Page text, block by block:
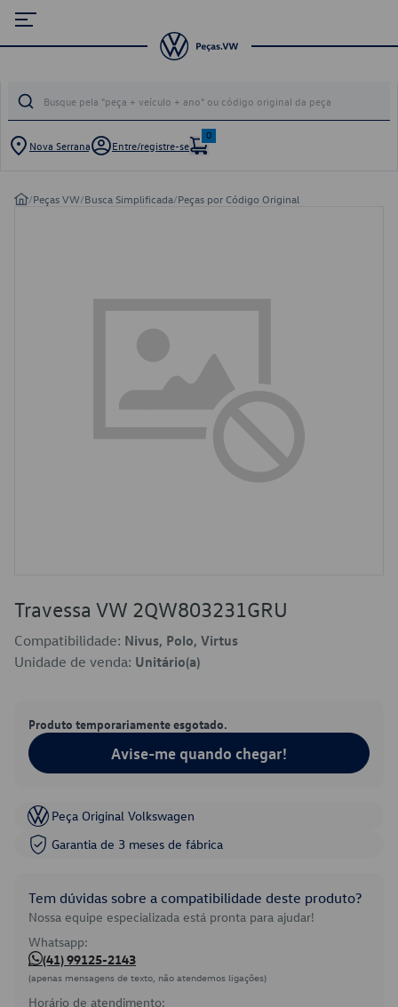
Nova Serrana Entre/registre-se
0
/Peças VW/Busca Simplificada/Peças por Código Original
Travessa VW 2QW803231GRU
Compatibilidade: Nivus, Polo, Virtus
Unidade de venda: Unitário(a)
Produto temporariamente esgotado.
Avise-me quando chegar!
Peça Original Volkswagen
Garantia de 3 meses de fábrica
Tem dúvidas sobre a compatibilidade deste produto?
Nossa equipe especializada está pronta para ajudar!
Whatsapp:
(41) 99125-2143
(apenas mensagens de texto, não atendemos ligações)
Horário de atendimento: